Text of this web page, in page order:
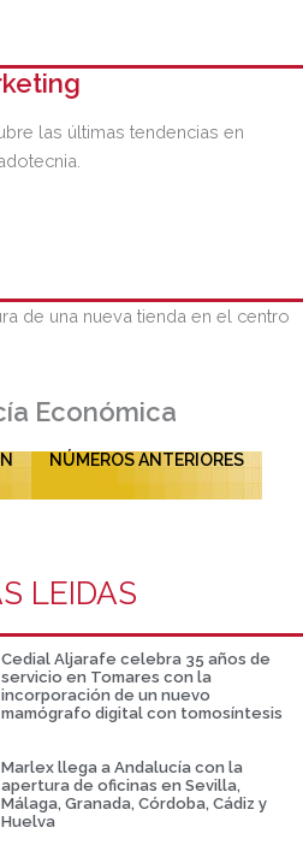
las últimas tendencias en
Económica
NÚMEROS ANTERIORES
LEIDAS
Cedial Aljarafe celebra 35 años de
servicio en Tomares con la
incorporación de un nuevo
mamógrafo digital con tomosíntesis
Marlex llega a Andalucía con la
apertura de oficinas en Sevilla,
Málaga, Granada, Córdoba, Cádiz y
Huelva